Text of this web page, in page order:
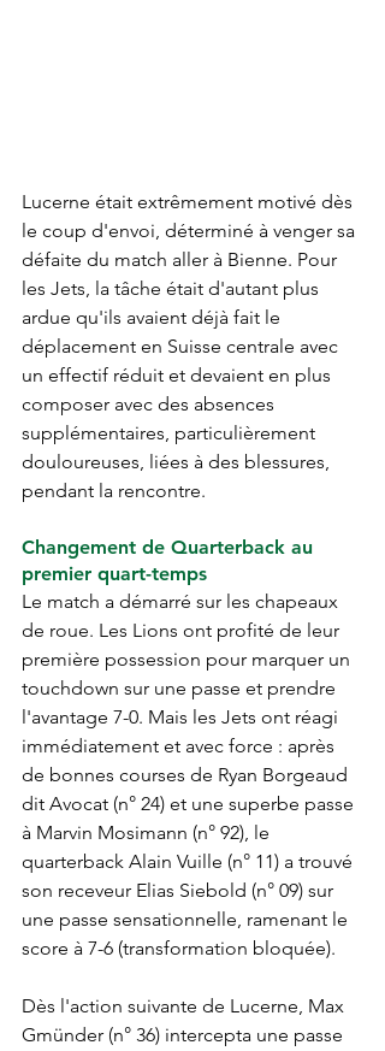
Lucerne était extrêmement motivé dès
le coup d'envoi, déterminé à venger sa
défaite du match aller à Bienne. Pour
les Jets, la tâche était d'autant plus
ardue qu'ils avaient déjà fait le
déplacement en Suisse centrale avec
un effectif réduit et devaient en plus
composer avec des absences
supplémentaires, particulièrement
douloureuses, liées à des blessures,
pendant la rencontre.
Changement de Quarterback au
premier quart-temps
Le match a démarré sur les chapeaux
de roue. Les Lions ont profité de leur
première possession pour marquer un
touchdown sur une passe et prendre
l'avantage 7-0. Mais les Jets ont réagi
immédiatement et avec force : après
de bonnes courses de Ryan Borgeaud
dit Avocat (n° 24) et une superbe passe
à Marvin Mosimann (n° 92), le
quarterback Alain Vuille (n° 11) a trouvé
son receveur Elias Siebold (n° 09) sur
une passe sensationnelle, ramenant le
score à 7-6 (transformation bloquée).
Dès l'action suivante de Lucerne, Max
Gmünder (n° 36) intercepta une passe